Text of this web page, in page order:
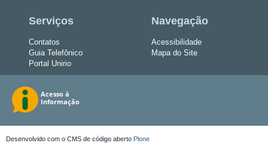
Serviços
Contatos
Guia Telefônico
Portal Unirio
Navegação
Acessibilidade
Mapa do Site
Desenvolvido com o CMS de código aberto Plone